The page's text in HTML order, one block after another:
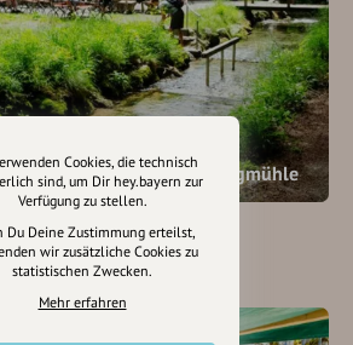
in der Rumingmühle
Cookies, die technisch
sind, um Dir hey.bayern zur
Verfügung zu stellen.
Du Deine Zustimmung erteilst,
wir zusätzliche Cookies zu
statistischen Zwecken.
Mehr erfahren